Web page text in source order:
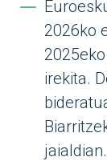
2026ko
irekita.
jaialdian.